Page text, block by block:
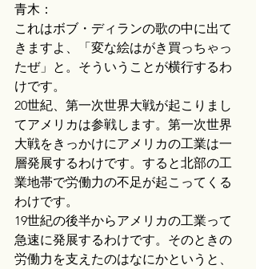
青木：
これはボブ・ディランの歌の中に出て
きますよ、「変な絵はがき買っちゃっ
たぜ」と。そういうことが横行するわ
けです。
20世紀、第一次世界大戦が起こりまし
てアメリカは参戦します。第一次世界
大戦をきっかけにアメリカの工業は一
層発展するわけです。すると北部の工
業地帯で労働力の不足が起こってくる
わけです。
19世紀の後半からアメリカの工業って
急速に発展するわけです。そのときの
労働力を支えたのはなにかというと、